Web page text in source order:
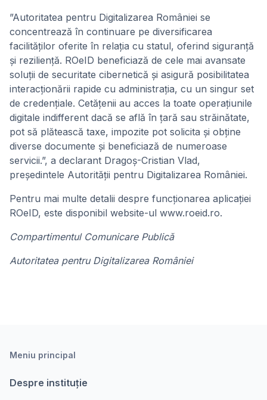
”Autoritatea pentru Digitalizarea României se
concentrează în continuare pe diversificarea
facilităților oferite în relația cu statul, oferind siguranță
și reziliență. ROeID beneficiază de cele mai avansate
soluții de securitate cibernetică și asigură posibilitatea
interacționării rapide cu administrația, cu un singur set
de credențiale. Cetățenii au acces la toate operațiunile
digitale indifferent dacă se află în țară sau străinătate,
pot să plătească taxe, impozite pot solicita și obține
diverse documente și beneficiază de numeroase
servicii.”, a declarant Dragoș-Cristian Vlad,
președintele Autorității pentru Digitalizarea României.
Pentru mai multe detalii despre funcționarea aplicației
ROeID, este disponibil website-ul www.roeid.ro.
Compartimentul Comunicare Publică
Autoritatea pentru Digitalizarea României
Meniu principal
Despre instituție